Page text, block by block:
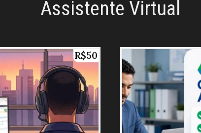
Assistente Virtual
R$50